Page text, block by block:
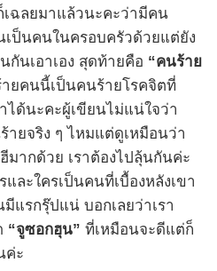
เฉลยมาแล้วนะคะว่ามีคน
ป็นคนในครอบครัวด้วยแต่ยัง
กันเอาเอง สุดท้ายคือ “คนร้าย
ยคนนี้เป็นคนร้ายโรคจิตที่
ด้นะคะผู้เขียนไม่แน่ใจว่า
ยจริง ๆ ไหมแต่ดูเหมือนว่า
ากด้วย เราต้องไปลุ้นกันค่ะ
ละใครเป็นคนที่เบื้องหลังเขา
รกรุ๊ปแน่ บอกเลยว่าเรา
“จูซอกฮุน” ที่เหมือนจะดีแต่ก็
ค่ะ